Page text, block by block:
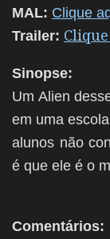
MAL: Clique
Trailer:
Sinopse:
Um Alien
em uma
alunos não
é que ele é o
Comentários: